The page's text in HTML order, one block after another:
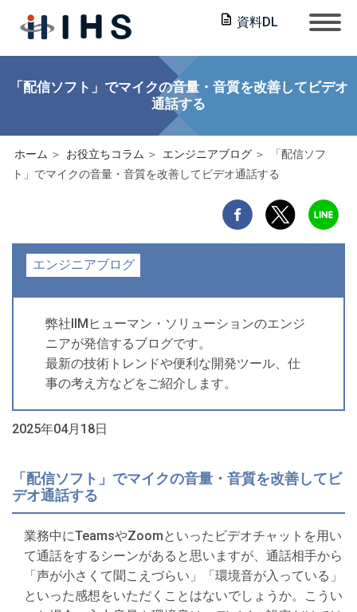
資料DL
「配信ソフト」でマイクの音量・音質を改善してビデオ
通話する
ホーム お役立ちコラム エンジニアブログ
「配信ソフ
ト」でマイクの音量・音質を改善してビデオ通話する
エンジニアブログ
弊社IIMヒューマン・ソリューションのエンジ
ニアが発信するブログです。
最新の技術トレンドや便利な開発ツール、仕
事の考え方などをご紹介します。
2025年04月18日
「配信ソフト」でマイクの音量・音質を改善してビ
デオ通話する
業務中にTeamsやZoomといったビデオチャットを用い
て通話をするシーンがあると思いますが、通話相手から
「声が小さくて聞こえづらい」「環境音が入っている」
といった感想をいただくことはないでしょうか。こうい